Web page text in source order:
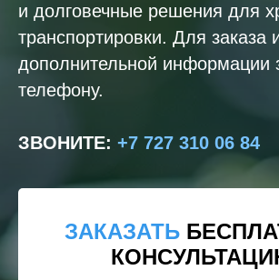
и долговечные решения для
транспортировки. Для заказа
дополнительной информации
телефону.
ЗВОНИТЕ: +7 727 310 06 84
ЗАКАЗАТЬ